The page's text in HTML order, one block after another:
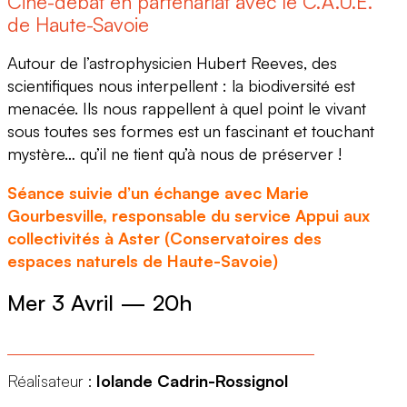
de Haute-Savoie
Autour de l’astrophysicien Hubert Reeves, des
scientifiques nous interpellent : la biodiversité est
menacée. Ils nous rappellent à quel point le vivant
sous toutes ses formes est un fascinant et touchant
mystère… qu’il ne tient qu’à nous de préserver !
Séance suivie d’un échange avec Marie
Gourbesville, responsable du service Appui aux
collectivités à Aster (Conservatoires des
espaces naturels de Haute-Savoie)
Mer 3 Avril — 20h
Réalisateur : Iolande Cadrin-Rossignol